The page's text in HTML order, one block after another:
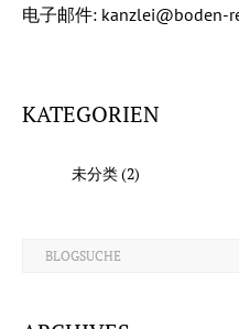
电子邮件: kanzlei@boden-
KATEGORIEN
未分类(2)